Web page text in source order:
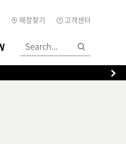
매장찾기 고객센터